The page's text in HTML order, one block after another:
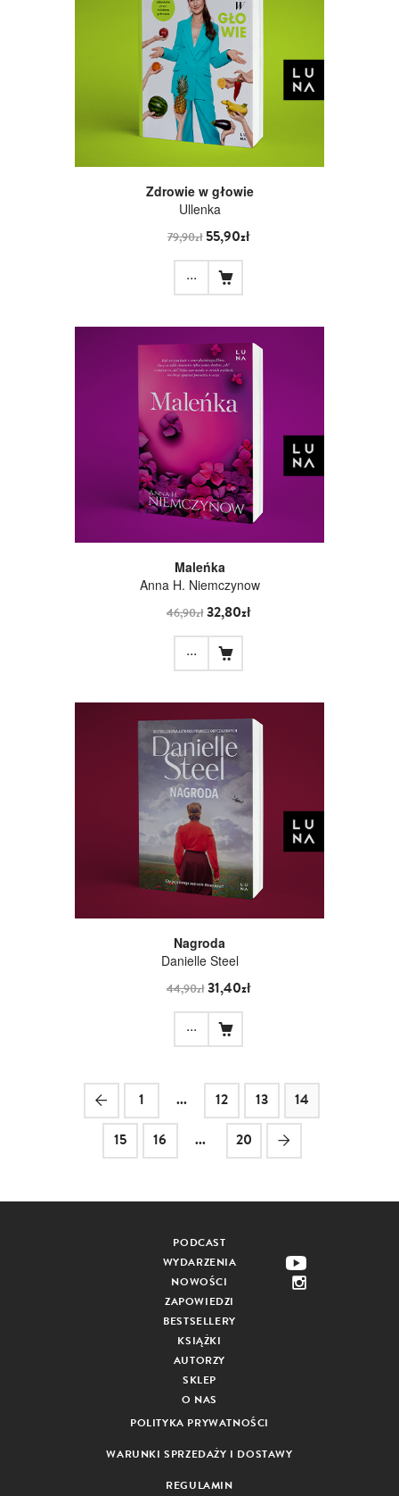
Zdrowie w głowie
Ullenka
79,90zł55,90zł
...
Maleńka
Anna H. Niemczynow
46,90zł32,80zł
...
Nagroda
Danielle Steel
44,90zł31,40zł
...
1 ... 12 13
14
15
16 ... 20
PODCAST
WYDARZENIA
NOWOŚCI
ZAPOWIEDZI
BESTSELLERY
KSIĄŻKI
AUTORZY
SKLEP
O NAS
POLITYKA PRYWATNOŚCI
WARUNKI SPRZEDAŻY I DOSTAWY
REGULAMIN